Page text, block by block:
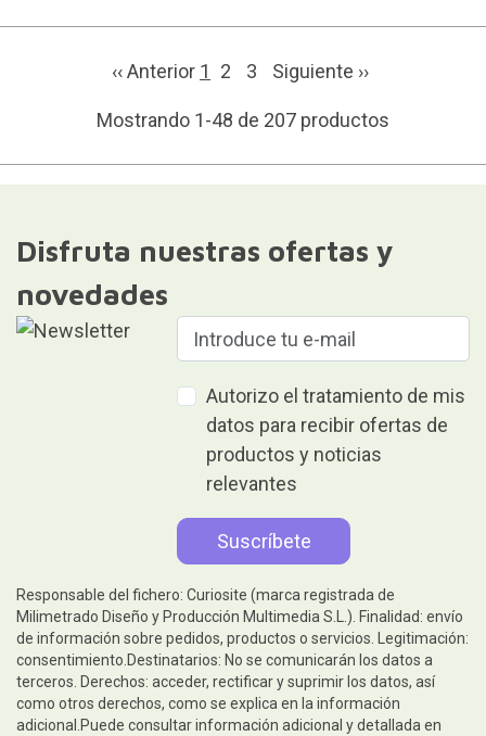
‹‹ Anterior 1 2 3 Siguiente ››
Mostrando 1-48 de 207 productos
Disfruta nuestras ofertas y
novedades
Autorizo el tratamiento de mis
datos para recibir ofertas de
productos y noticias
relevantes
Responsable del fichero: Curiosite (marca registrada de
Milimetrado Diseño y Producción Multimedia S.L.). Finalidad: envío
de información sobre pedidos, productos o servicios. Legitimación:
consentimiento.Destinatarios: No se comunicarán los datos a
terceros. Derechos: acceder, rectificar y suprimir los datos, así
como otros derechos, como se explica en la información
adicional.Puede consultar información adicional y detallada en